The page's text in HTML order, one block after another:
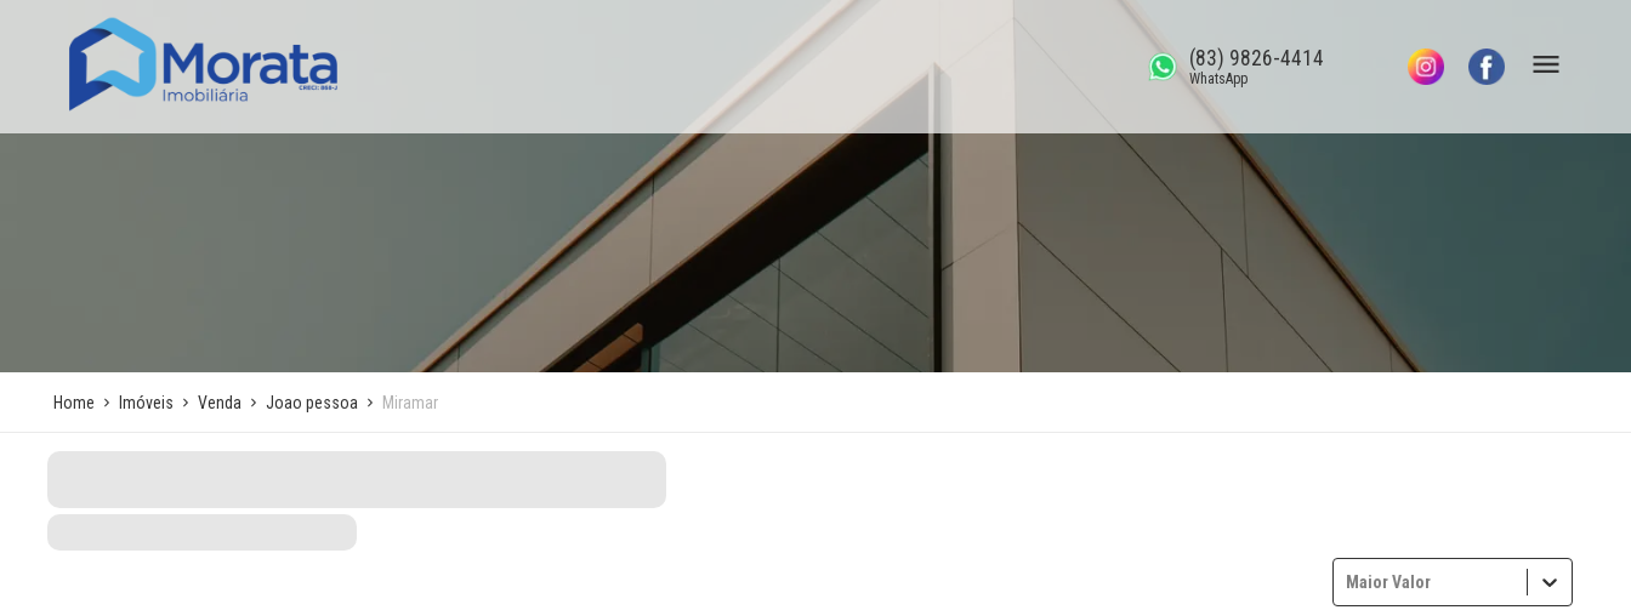
(83) 9826-4414
WhatsApp
Home Imóveis Venda Joao pessoa Miramar
Maior Valor